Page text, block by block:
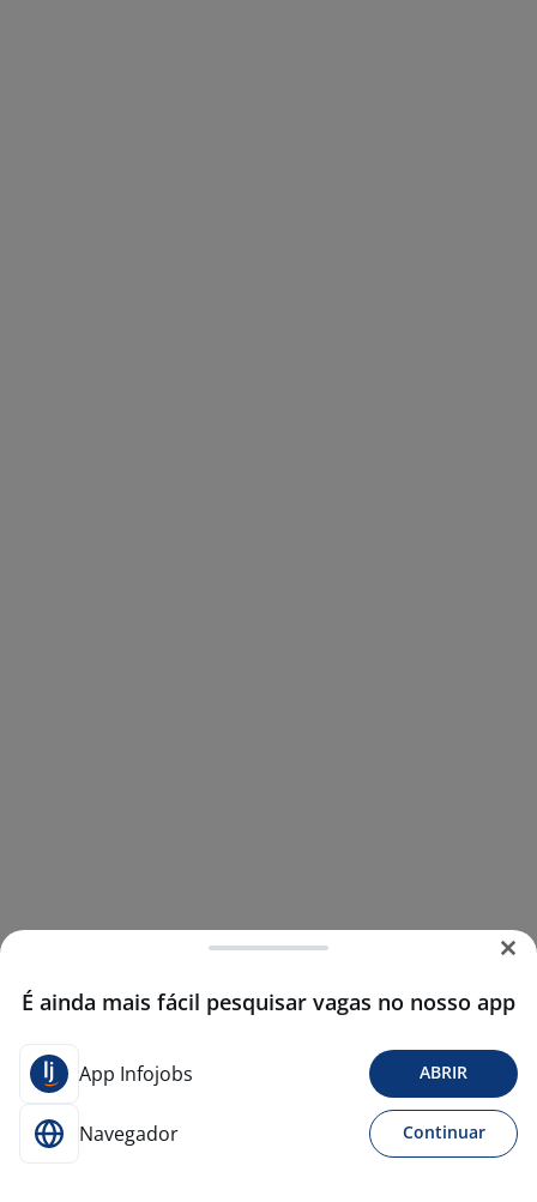
É ainda mais fácil pesquisar vagas no nosso app
App Infojobs ABRIR
Navegador Continuar